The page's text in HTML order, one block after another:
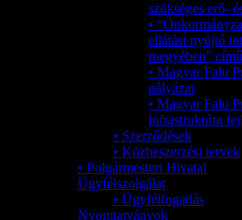
szükséges erő-
•
ellátást nyújtó
megyében”
• Magyar Falu
pályázat
• Magyar Falu
infrastruktúra
• Szerződések
• Közbeszerzési tervek
• Polgármesteri Hivatal
Ügyfélszolgálat
• Ügyfélfogadás
Nyomtatványok